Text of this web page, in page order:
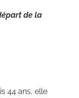
de la
44 ans, elle